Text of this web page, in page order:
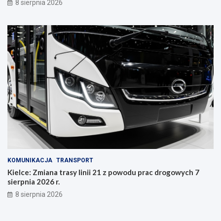
e
8 sierpnia 2026
KOMUNIKACJA TRANSPORT
Kielce: Zmiana trasy linii 21 z powodu prac drogowych 7
sierpnia 2026 r.
8 sierpnia 2026